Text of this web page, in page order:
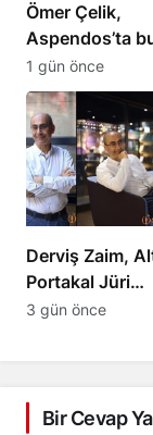
Ömer Çelik,
Aspendos’ta
Asklepios
duyurdu
1 gün önce
Derviş Zaim,
Portakal Jüri
Başkanlığına
3 gün önce
Bir Cevap